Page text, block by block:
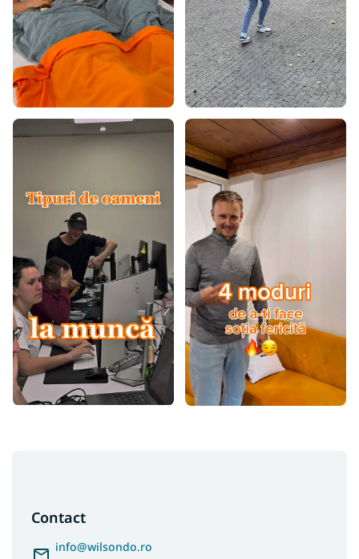
Contact
info@wilsondo.ro